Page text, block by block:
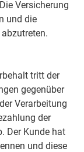
Versicherung
und die
tritt der
gegenüber
Verarbeitung
der
Der Kunde hat
und diese